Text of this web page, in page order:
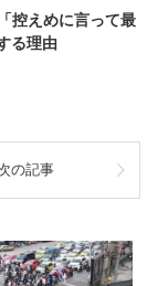
控えめに言って最
る理由
の記事